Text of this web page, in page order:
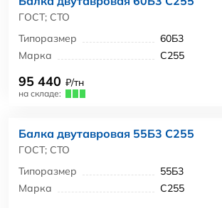
ГОСТ; СТО
Типоразмер
60Б3
Марка
С255
95 440 ₽/тн
на складе:
Балка двутавровая 55Б3 С255
ГОСТ; СТО
Типоразмер
55Б3
Марка
С255